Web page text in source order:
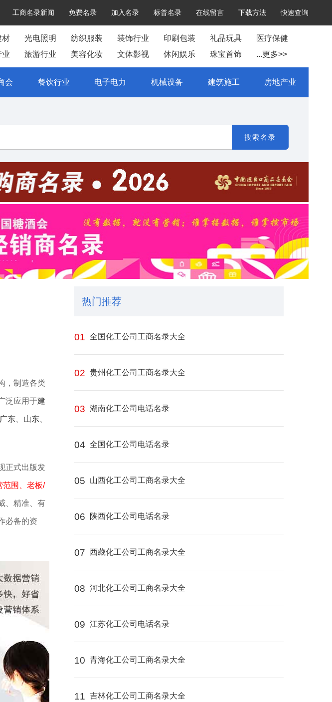
工商名录新闻 免费名录 加入名录 标普名录 在线留言 下载方法 快速查询
材 光电照明 纺织服装 装饰行业 印刷包装 礼品玩具
医疗保健
业 旅游行业 美容化妆 文体影视 休闲娱乐 珠宝首饰 ...更多>>
会 餐饮行业 电子电力 机械设备 建筑施工 房地产业
搜索名录
，制造各类
泛应用于建
广东 山东
正式出版发
范围、老板/
、精准、有
必备的资
热门推荐
01 全国化工公司工商名录大全
02 贵州化工公司工商名录大全
03 湖南化工公司电话名录
04 全国化工公司电话名录
05 山西化工公司工商名录大全
06 陕西化工公司电话名录
07 西藏化工公司工商名录大全
08 河北化工公司工商名录大全
09 江苏化工公司电话名录
10 青海化工公司工商名录大全
11 吉林化工公司工商名录大全